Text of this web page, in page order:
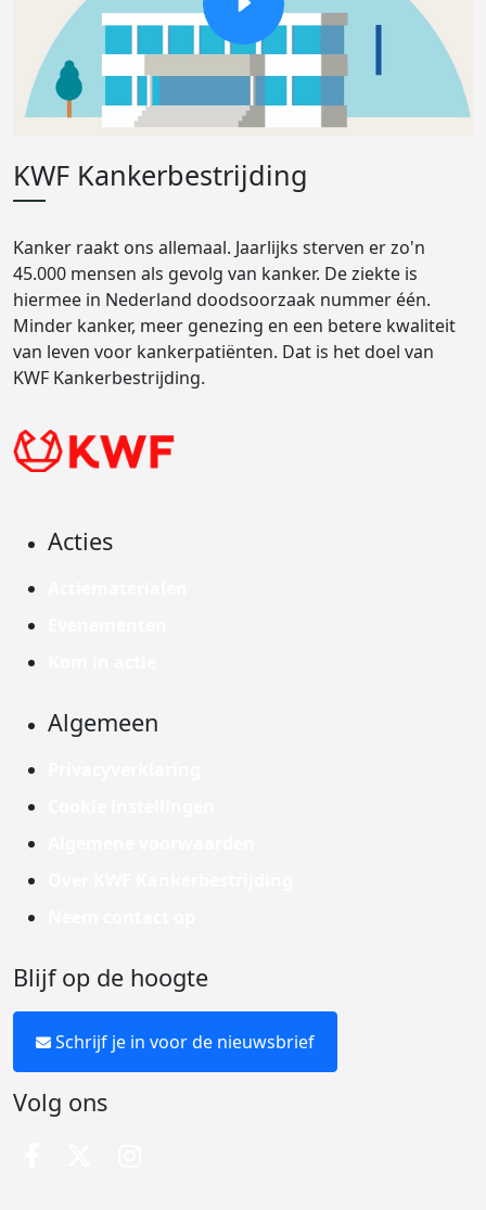
KWF Kankerbestrijding
Kanker raakt ons allemaal. Jaarlijks sterven er zo'n
45.000 mensen als gevolg van kanker. De ziekte is
hiermee in Nederland doodsoorzaak nummer één.
Minder kanker, meer genezing en een betere kwaliteit
van leven voor kankerpatiënten. Dat is het doel van
KWF Kankerbestrijding.
Acties
Algemeen
Blijf op de hoogte
Schrijf je in voor de nieuwsbrief
Volg ons